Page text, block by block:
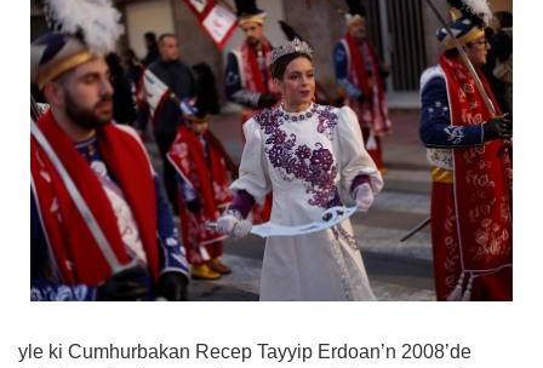
yle ki Cumhurbakan Recep Tayyip Erdoan’n 2008’de